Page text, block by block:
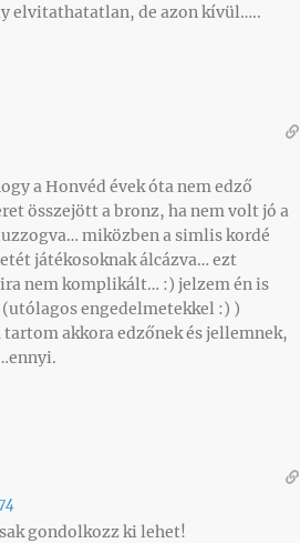
elvitathatatlan, de azon kívül…..
a Honvéd évek óta nem edző
összejött a bronz, ha nem volt jó a
miközben a simlis kordé
játékosoknak álcázva… ezt
nem komplikált… :) jelzem én is
engedelmetekkel :) )
akkora edzőnek és jellemnek,
gondolkozz ki lehet!